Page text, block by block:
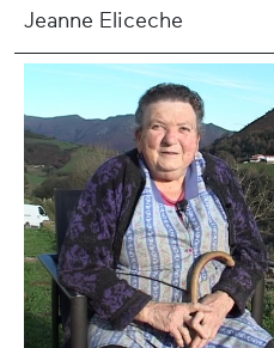
Jeanne Eliceche